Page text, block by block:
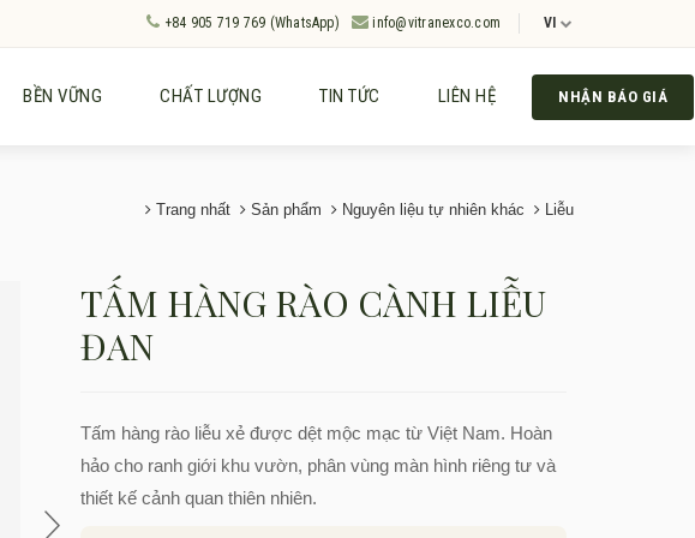
+84 905 719 769 (WhatsApp) info@vitranexco.com VI
BỀN VỮNG CHẤT LƯỢNG TIN TỨC LIÊN HỆ NHẬN BÁO GIÁ
Trang nhất Sản phẩm Nguyên liệu tự nhiên khác Liễu
TẤM HÀNG RÀO CÀNH LIỄU
ĐAN
Tấm hàng rào liễu xẻ được dệt mộc mạc từ Việt Nam. Hoàn
hảo cho ranh giới khu vườn, phân vùng màn hình riêng tư và
thiết kế cảnh quan thiên nhiên.